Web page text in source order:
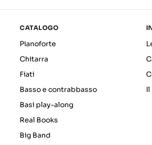
CATALOGO
Pianoforte
Chitarra
Fiati
Basso e contrabbasso
Basi play-along
Real Books
Big Band
Il